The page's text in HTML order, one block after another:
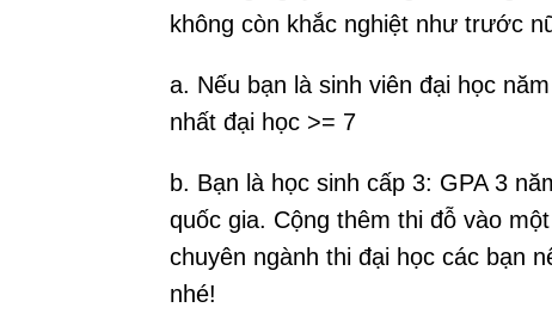
không còn khắc nghiệt như trước
a. Nếu bạn là sinh viên đại học
nhất đại học >= 7
b. Bạn là học sinh cấp 3: GPA 3
quốc gia. Cộng thêm thi đỗ vào
chuyên ngành thi đại học các bạn
nhé!